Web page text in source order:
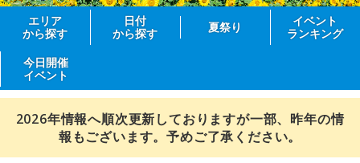
エリア
から探す
日付
から探す
夏祭り
イベント
ランキング
今日開催
イベント
2026年情報へ順次更新しておりますが一部、昨年の情
報もございます。予めご了承ください。